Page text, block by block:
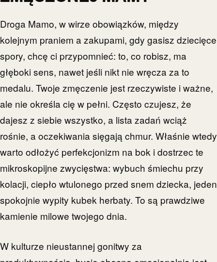
Droga Mamo, w wirze obowiązków, między
kolejnym praniem a zakupami, gdy gasisz dziecięce
spory, chcę ci przypomnieć: to, co robisz, ma
głęboki sens, nawet jeśli nikt nie wręcza za to
medalu. Twoje zmęczenie jest rzeczywiste i ważne,
ale nie określa cię w pełni. Często czujesz, że
dajesz z siebie wszystko, a lista zadań wciąż
rośnie, a oczekiwania sięgają chmur. Właśnie wtedy
warto odłożyć perfekcjonizm na bok i dostrzec te
mikroskopijne zwycięstwa: wybuch śmiechu przy
kolacji, ciepło wtulonego przed snem dziecka, jeden
spokojnie wypity kubek herbaty. To są prawdziwe
kamienie milowe twojego dnia.
W kulturze nieustannej gonitwy za